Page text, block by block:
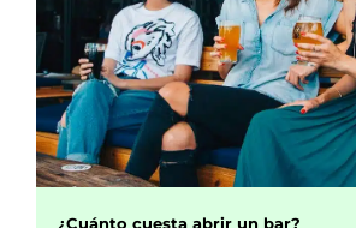
¿Cuánto cuesta abrir un bar?